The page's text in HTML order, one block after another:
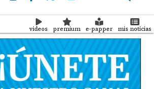
videos premium e-papper mis noticias